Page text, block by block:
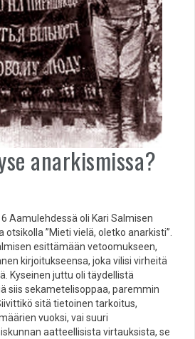
anarkismissa?
Aamulehdessä oli Kari Salmisen
”Mieti vielä, oletko anarkisti”.
esittämään vetoomukseen,
kirjoitukseensa, joka vilisi virheitä
Kyseinen juttu oli täydellistä
siis sekametelisoppaa, paremmin
sitä tietoinen tarkoitus,
vuoksi, vai suuri
aatteellisista virtauksista, se